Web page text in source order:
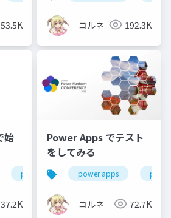
コルネ 192.3K
始
power platform jppc2023
Power Apps でテスト
をしてみる
power apps
コルネ 72.7K